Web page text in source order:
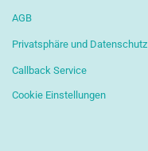
AGB
Privatsphäre und Datenschutz
Callback Service
Cookie Einstellungen